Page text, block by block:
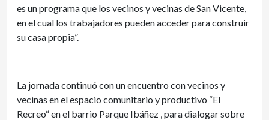
es un programa que los vecinos y vecinas de San Vicente,
en el cual los trabajadores pueden acceder para construir
su casa propia”.
La jornada continuó con un encuentro con vecinos y
vecinas en el espacio comunitario y productivo “El
Recreo“ en el barrio Parque Ibáñez , para dialogar sobre